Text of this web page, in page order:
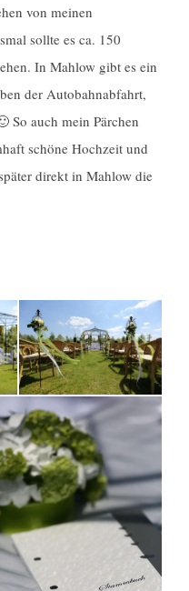
von meinen
sollte es ca. 150
In Mahlow gibt es ein
der Autobahnabfahrt,
So auch mein Pärchen
schöne Hochzeit und
direkt in Mahlow die